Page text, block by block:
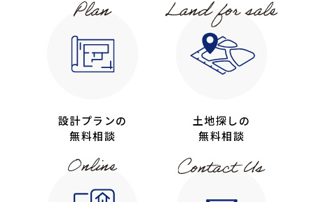
設計プランの
無料相談
土地探しの
無料相談